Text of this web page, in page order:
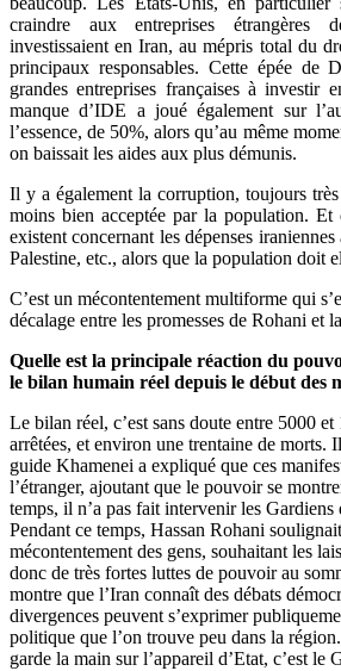
craindre aux entreprises étrangères
investissaient en Iran, au mépris total du
principaux responsables. Cette épée de
grandes entreprises françaises à investir
manque d’IDE a joué également sur
l’essence, de 50%, alors qu’au même
on baissait les aides aux plus démunis.
Il y a également la corruption, toujours
moins bien acceptée par la population. Et
existent concernant les dépenses
Palestine, etc., alors que la population doit
C’est un mécontentement multiforme qui
décalage entre les promesses de Rohani et
Quelle est la principale réaction du
le bilan humain réel depuis le début des
Le bilan réel, c’est sans doute entre 5000 et
arrêtées, et environ une trentaine de morts.
guide Khamenei a expliqué que ces
l’étranger, ajoutant que le pouvoir se
temps, il n’a pas fait intervenir les
Pendant ce temps, Hassan Rohani
mécontentement des gens, souhaitant les
donc de très fortes luttes de pouvoir au
montre que l’Iran connaît des débats
divergences peuvent s’exprimer
politique que l’on trouve peu dans la
garde la main sur l’appareil d’Etat, c’est le